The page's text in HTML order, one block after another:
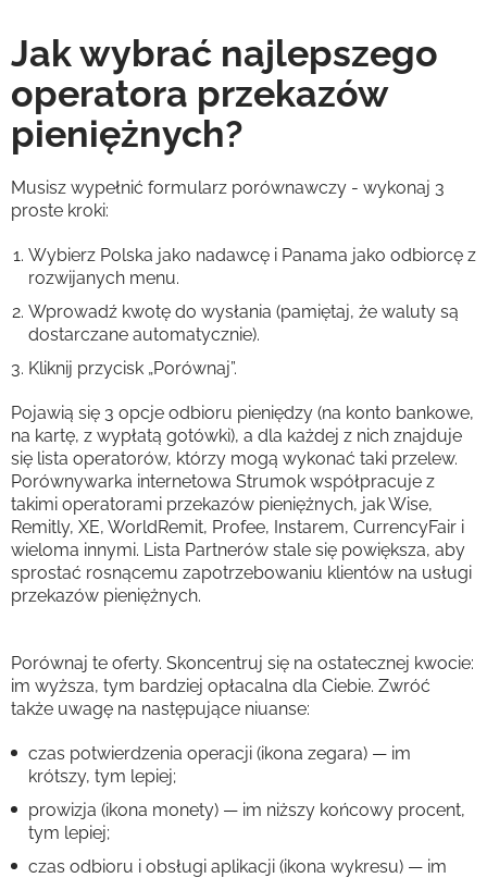
Jak wybrać najlepszego
operatora przekazów
pieniężnych?
Musisz wypełnić formularz porównawczy - wykonaj 3
proste kroki:
Wybierz Polska jako nadawcę i Panama jako odbiorcę z
rozwijanych menu.
Wprowadź kwotę do wysłania (pamiętaj, że waluty są
dostarczane automatycznie).
Kliknij przycisk „Porównaj”.
Pojawią się 3 opcje odbioru pieniędzy (na konto bankowe,
na kartę, z wypłatą gotówki), a dla każdej z nich znajduje
się lista operatorów, którzy mogą wykonać taki przelew.
Porównywarka internetowa Strumok współpracuje z
takimi operatorami przekazów pieniężnych, jak Wise,
Remitly, XE, WorldRemit, Profee, Instarem, CurrencyFair i
wieloma innymi. Lista Partnerów stale się powiększa, aby
sprostać rosnącemu zapotrzebowaniu klientów na usługi
przekazów pieniężnych.
Porównaj te oferty. Skoncentruj się na ostatecznej kwocie:
im wyższa, tym bardziej opłacalna dla Ciebie. Zwróć
także uwagę na następujące niuanse:
czas potwierdzenia operacji (ikona zegara) — im
krótszy, tym lepiej;
prowizja (ikona monety) — im niższy końcowy procent,
tym lepiej;
czas odbioru i obsługi aplikacji (ikona wykresu) — im